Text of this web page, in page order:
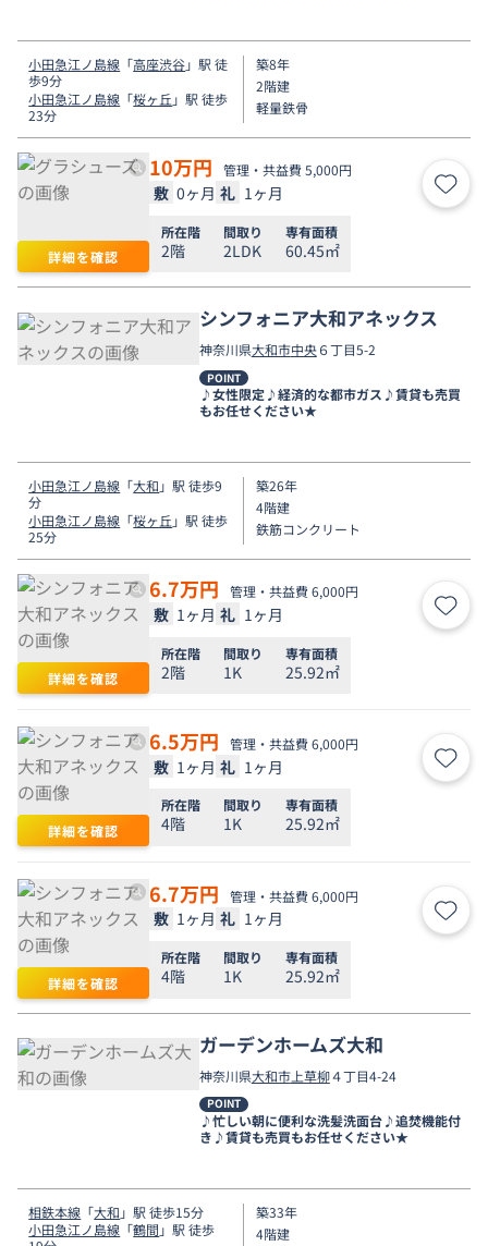
小田急江ノ島線 「高座渋谷」駅 徒
歩9分
小田急江ノ島線 「桜ヶ丘 」駅 徒歩
23分
築8年
2階建
軽量鉄骨
詳細を確認
10万円 管理・共益費 5,000円
敷 0ヶ月 礼 1ヶ月 お気
所在階
2階
間取り
2LDK
専有面積
60.45㎡
シンフォニア大和アネックス
神奈川県大和市中央６丁目5-2
POINT
♪女性限定♪経済的な都市ガス♪賃貸も売買
もお任せください★
小田急江ノ島線 「大和 」駅 徒歩9
分
小田急江ノ島線 「桜ヶ丘 」駅 徒歩
25分
築26年
4階建
鉄筋コンクリート
詳細を確認
6.7万円 管理・共益費 6,000円
敷 1ヶ月 礼 1ヶ月 お気
所在階
2階
間取り
1K
専有面積
25.92㎡
詳細を確認
6.5万円 管理・共益費 6,000円
敷 1ヶ月 礼 1ヶ月 お気
所在階
4階
間取り
1K
専有面積
25.92㎡
詳細を確認
6.7万円 管理・共益費 6,000円
敷 1ヶ月 礼 1ヶ月 お気
所在階
4階
間取り
1K
専有面積
25.92㎡
ガーデンホームズ大和
神奈川県大和市上草柳４丁目4-24
POINT
♪忙しい朝に便利な洗髪洗面台♪追焚機能付
き♪賃貸も売買もお任せください★
相鉄本線 「大和 」駅 徒歩15分
小田急江ノ島線 「鶴間 」駅 徒歩
築33年
4階建